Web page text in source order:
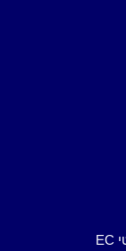
הורידו את המדריך להקמת תיק מוצר קוסמטי EC